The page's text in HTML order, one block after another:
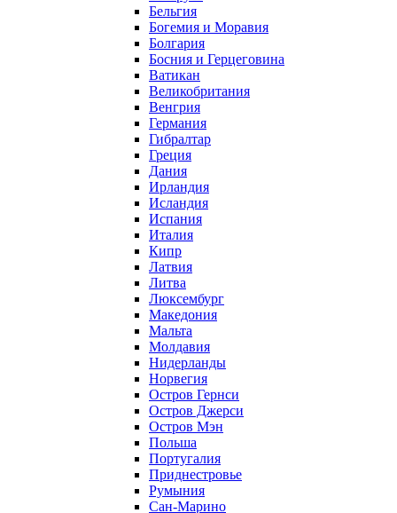
Бельгия
Богемия и Моравия
Болгария
Босния и Герцеговина
Ватикан
Великобритания
Венгрия
Германия
Гибралтар
Греция
Дания
Ирландия
Исландия
Испания
Италия
Кипр
Латвия
Литва
Люксембург
Македония
Мальта
Молдавия
Нидерланды
Норвегия
Остров Гернси
Остров Джерси
Остров Мэн
Польша
Португалия
Приднестровье
Румыния
Сан-Марино